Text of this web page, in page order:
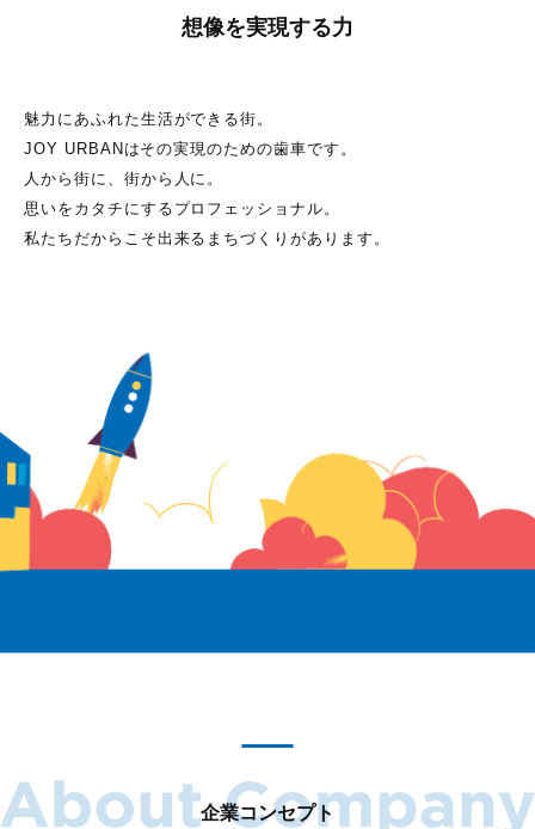
想像を実現する力
魅力にあふれた生活ができる街。
JOY URBANはその実現のための歯車です。
人から街に、街から人に。
思いをカタチにするプロフェッショナル。
私たちだからこそ出来るまちづくりがあります。
企業コンセプト